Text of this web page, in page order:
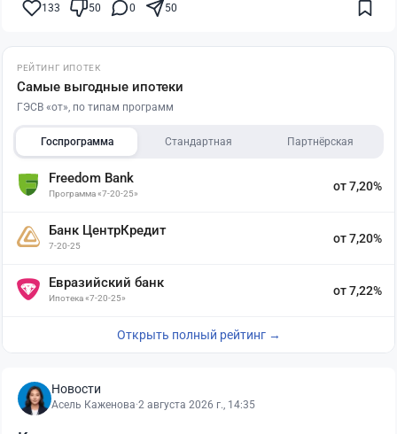
133 50 0 50
РЕЙТИНГ ИПОТЕК
Самые выгодные ипотеки
ГЭСВ «от», по типам программ
Госпрограмма Стандартная Партнёрская
Freedom Bank
Программа «7-20-25»
от 7,20%
Банк ЦентрКредит
7-20-25
от 7,20%
Евразийский банк
Ипотека «7-20-25»
от 7,22%
Открыть полный рейтинг →
Новости
Асель Каженова·2 августа 2026 г., 14:35